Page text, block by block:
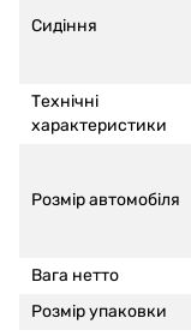
Сидіння
Технічні
характеристики
Розмір автомобіля
Вага нетто
Розмір упаковки